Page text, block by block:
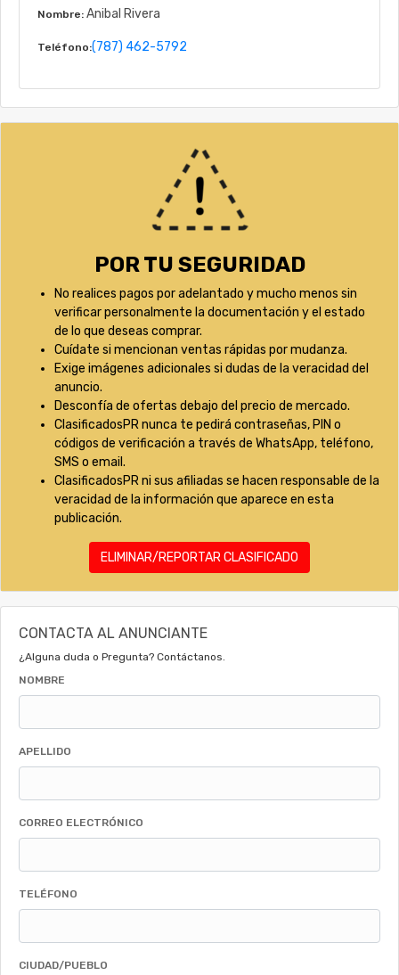
Nombre: Anibal Rivera
Teléfono:(787) 462-5792
POR TU SEGURIDAD
No realices pagos por adelantado y mucho menos sin
verificar personalmente la documentación y el estado
de lo que deseas comprar.
Cuídate si mencionan ventas rápidas por mudanza.
Exige imágenes adicionales si dudas de la veracidad del
anuncio.
Desconfía de ofertas debajo del precio de mercado.
ClasificadosPR nunca te pedirá contraseñas, PIN o
códigos de verificación a través de WhatsApp, teléfono,
SMS o email.
ClasificadosPR ni sus afiliadas se hacen responsable de la
veracidad de la información que aparece en esta
publicación.
ELIMINAR/REPORTAR CLASIFICADO
CONTACTA AL ANUNCIANTE
¿Alguna duda o Pregunta? Contáctanos.
NOMBRE
APELLIDO
CORREO ELECTRÓNICO
TELÉFONO
CIUDAD/PUEBLO